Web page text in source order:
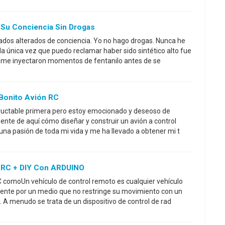
Conciencia Sin Drogas
alterados de conciencia. Yo no hago drogas. Nunca he
única vez que puedo reclamar haber sido sintético alto fue
inyectaron momentos de fentanilo antes de se
Avión RC
primera pero estoy emocionado y deseoso de
de aquí cómo diseñar y construir un avión a control
pasión de toda mi vida y me ha llevado a obtener mi t
+ DIY Con ARDUINO
comoUn vehículo de control remoto es cualquier vehículo
por un medio que no restringe su movimiento con un
menudo se trata de un dispositivo de control de rad